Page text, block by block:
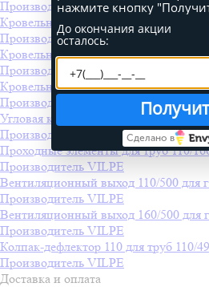
Производитель Borge
Кровельная проходка прямая № 4
Производитель Borge
Кровельная проходка прямая № 7
Производитель
Borge
Кровельная проходка прямая № 8
Производитель
Угловая кровельная проходка для
Производитель
Проходные элементы для труб 110/
Производитель VILPE
Вентиляционный выход 110/500 для
Производитель VILPE
Вентиляционный выход 160/500 для
Производитель VILPE
Колпак-дефлектор 110 для труб 110/
Производитель VILPE
Доставка и оплата
нажмите кнопку
До окончания акции
осталось:
Сделано в